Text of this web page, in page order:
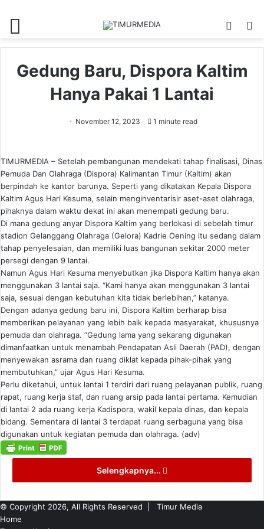
Switch
Gedung Baru, Dispora Kaltim
Hanya Pakai 1 Lantai
November 12, 2023 1 minute read
TIMURMEDIA – Setelah pembangunan mendekati tahap finalisasi, Dinas
Pemuda Dan Olahraga (Dispora) Kalimantan Timur (Kaltim) akan
berpindah ke kantor barunya. Seperti yang dikatakan Kepala Dispora
Kaltim Agus Hari Kesuma, selain menginventarisir aset-aset olahraga,
pihaknya dalam waktu dekat ini akan menempati gedung baru.
Di mana gedung anyar Dispora Kaltim yang berlokasi di sebelah timur
stadion Gelanggang Olahraga (Gelora) Kadrie Oening itu sedang dalam
tahap penyelesaian, dan memiliki luas bangunan sekitar 2000 meter
persegi dengan 9 lantai.
Namun Agus Hari Kesuma menyebutkan jika Dispora Kaltim hanya akan
menggunakan 3 lantai saja. “Kami hanya akan menggunakan 3 lantai
saja, sesuai dengan kebutuhan kita tidak berlebihan,” katanya.
Dengan adanya gedung baru ini, Dispora Kaltim berharap bisa
memberikan pelayanan yang lebih baik kepada masyarakat, khususnya
pemuda dan olahraga. “Gedung lama yang sekarang digunakan
dimanfaatkan untuk menambah Pendapatan Asli Daerah (PAD), dengan
menyewakan asrama dan ruang diklat kepada pihak-pihak yang
membutuhkan,” ujar Agus Hari Kesuma.
Perlu diketahui, untuk lantai 1 terdiri dari ruang pelayanan publik, ruang
rapat, ruang kerja staf, dan ruang arsip pada lantai pertama. Kemudian
di lantai 2 ada ruang kerja Kadispora, wakil kepala dinas, dan kepala
bidang. Sementara di lantai 3 terdapat ruang serbaguna yang bisa
digunakan untuk kegiatan pemuda dan olahraga. (adv)
Selengkapnya...
© Copyright 2026, All Rights Reserved |
Timur Media
Home